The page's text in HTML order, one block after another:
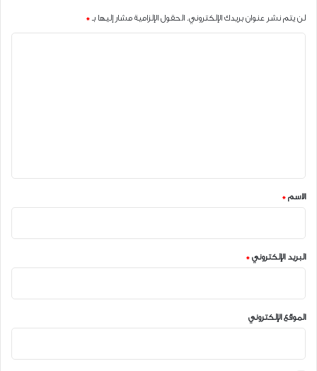
لن يتم نشر عنوان بريدك الإلكتروني. الحقول الإلزامية مشار إليها بـ *
*
الاسم *
البريد الإلكتروني *
الموقع الإلكتروني